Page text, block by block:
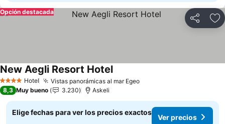
Compartir
Opción destacada
4 EstrellasHotel Vistas panorámicas al mar EgeoVer precios
New Aegli Resort HotelVer precios
8,3 Muy bueno 3.230 Askeli
Elige fechas para ver los precios exactos
Ver precios